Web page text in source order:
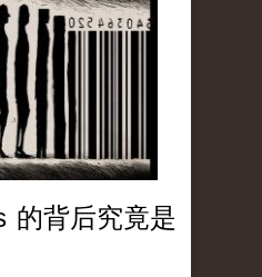
的背后究竟是